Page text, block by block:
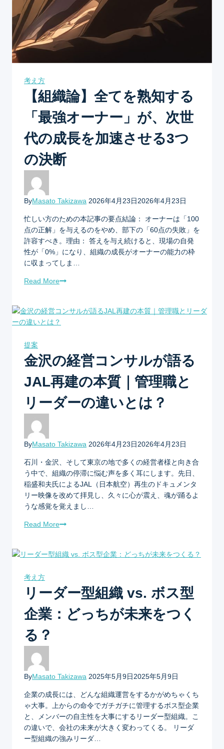
考え方
【組織論】全てを熟知する
「最強オーナー」が、次世
代の成長を加速させる3つ
の決断
ByMasato Takizawa 2026年4月23日2026年4月23日
忙しい方のための本記事の要点結論： オーナーは「100
点の正解」を与えるのをやめ、部下の「60点の失敗」を
許容すべき。理由： 答えを与え続けると、現場の自発
性が「0%」になり、組織の成長がオーナーの能力の枠
に収まってしま…
Read More
提案
金沢の経営コンサルが語る
JAL再建の本質｜管理職と
リーダーの違いとは？
ByMasato Takizawa 2026年4月23日2026年4月23日
石川・金沢、そして東京の地で多くの経営者様と向き合
う中で、組織の停滞に悩む声を多く耳にします。先日、
稲盛和夫氏によるJAL（日本航空）再生のドキュメンタ
リー映像を改めて拝見し、久々に心が震え、魂が踊るよ
うな感覚を覚えまし…
Read More
考え方
リーダー型組織 vs. ボス型
企業：どっちが未来をつく
る？
ByMasato Takizawa 2025年5月9日2025年5月9日
企業の成長には、どんな組織運営をするかがめちゃくち
ゃ大事。上からの命令でガチガチに管理するボス型企業
と、メンバーの自主性を大事にするリーダー型組織。こ
の違いで、会社の未来が大きく変わってくる。 リーダ
ー型組織の強みリーダ…